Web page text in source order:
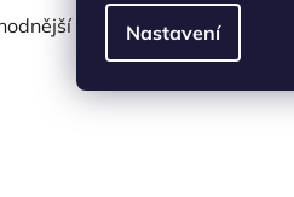
Nastavení
konzumovat po silovém